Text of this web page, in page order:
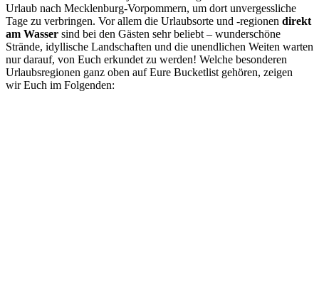
Urlaub nach Mecklenburg-Vorpommern, um dort unvergessliche
Tage zu verbringen. Vor allem die Urlaubsorte und -regionen direkt
am Wasser sind bei den Gästen sehr beliebt – wunderschöne
Strände, idyllische Landschaften und die unendlichen Weiten warten
nur darauf, von Euch erkundet zu werden! Welche besonderen
Urlaubsregionen ganz oben auf Eure Bucketlist gehören, zeigen
wir Euch im Folgenden: